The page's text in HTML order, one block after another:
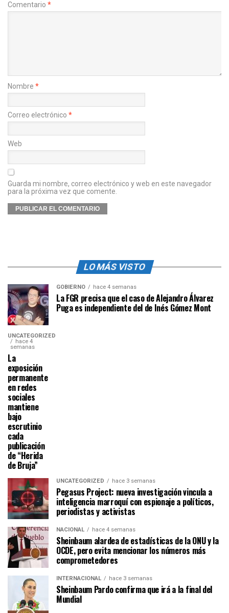
Comentario *
Nombre *
Correo electrónico *
Web
Guarda mi nombre, correo electrónico y web en este navegador
para la próxima vez que comente.
LO MÁS VISTO
GOBIERNO hace 4 semanas
La FGR precisa que el caso de Alejandro Álvarez
Puga es independiente del de Inés Gómez Mont
UNCATEGORIZED
hace 4
semanas
La
exposición
permanente
en redes
sociales
mantiene
bajo
escrutinio
cada
publicación
de “Herida
de Bruja”
UNCATEGORIZED hace 3 semanas
Pegasus Project: nueva investigación vincula a
inteligencia marroquí con espionaje a políticos,
periodistas y activistas
NACIONAL hace 4 semanas
Sheinbaum alardea de estadísticas de la ONU y la
OCDE, pero evita mencionar los números más
comprometedores
INTERNACIONAL hace 3 semanas
Sheinbaum Pardo confirma que irá a la final del
Mundial